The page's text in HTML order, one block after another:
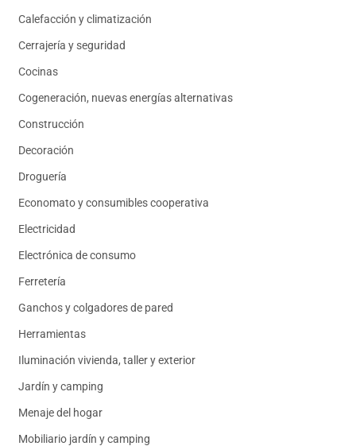
Calefacción y climatización
Cerrajería y seguridad
Cocinas
Cogeneración, nuevas energías alternativas
Construcción
Decoración
Droguería
Economato y consumibles cooperativa
Electricidad
Electrónica de consumo
Ferretería
Ganchos y colgadores de pared
Herramientas
Iluminación vivienda, taller y exterior
Jardín y camping
Menaje del hogar
Mobiliario jardín y camping